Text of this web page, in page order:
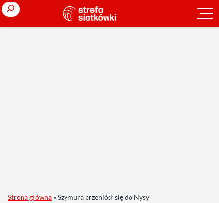
Search
Strona główna »Szymura przeniósł się do Nysy